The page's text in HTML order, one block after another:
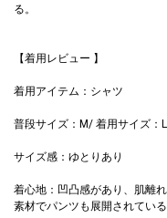
る。
【着用レビュー 】
着用アイテム：シャツ
普段サイズ：M/ 着用サイズ：L
サイズ感：ゆとりあり
着心地：凹凸感があり、肌離
素材でパンツも展開されてい